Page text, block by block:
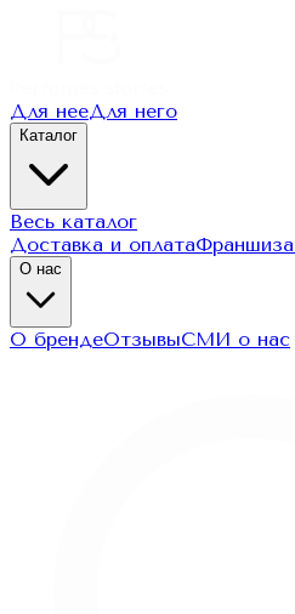
Для нееДля него
Каталог
Весь каталог
Доставка и оплатаФраншиза
О нас
О брендеОтзывыСМИ о нас